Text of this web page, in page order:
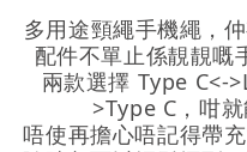
多用途頸繩手機繩 ，
配件不單止係靚靚嘅
兩款選擇 Type C<-
>Type C，咁就
唔使再擔心唔記得帶